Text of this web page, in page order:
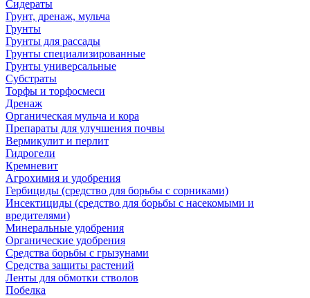
Сидераты
Грунт, дренаж, мульча
Грунты
Грунты для рассады
Грунты специализированные
Грунты универсальные
Субстраты
Торфы и торфосмеси
Дренаж
Органическая мульча и кора
Препараты для улучшения почвы
Вермикулит и перлит
Гидрогели
Кремневит
Агрохимия и удобрения
Гербициды (средство для борьбы с сорниками)
Инсектициды (средство для борьбы с насекомыми и
вредителями)
Минеральные удобрения
Органические удобрения
Средства борьбы с грызунами
Средства защиты растений
Ленты для обмотки стволов
Побелка